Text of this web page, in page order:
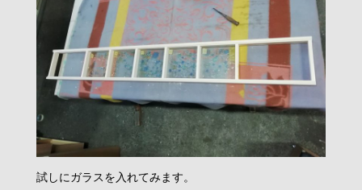
試しにガラスを入れてみます。